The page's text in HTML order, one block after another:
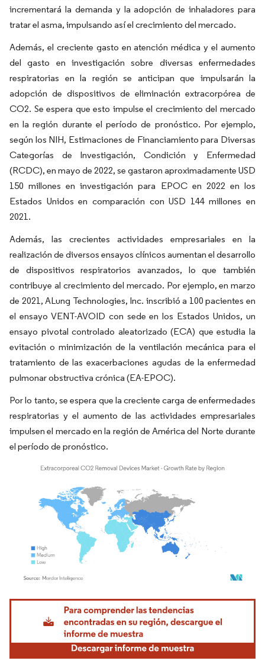
incrementará la demanda y la adopción de inhaladores para
tratar el asma, impulsando así el crecimiento del mercado.
Además, el creciente gasto en atención médica y el aumento
del gasto en investigación sobre diversas enfermedades
respiratorias en la región se anticipan que impulsarán la
adopción de dispositivos de eliminación extracorpórea de
CO2. Se espera que esto impulse el crecimiento del mercado
en la región durante el período de pronóstico. Por ejemplo,
según los NIH, Estimaciones de Financiamiento para Diversas
Categorías de Investigación, Condición y Enfermedad
(RCDC), en mayo de 2022, se gastaron aproximadamente USD
150 millones en investigación para EPOC en 2022 en los
Estados Unidos en comparación con USD 144 millones en
2021.
Además, las crecientes actividades empresariales en la
realización de diversos ensayos clínicos aumentan el desarrollo
de dispositivos respiratorios avanzados, lo que también
contribuye al crecimiento del mercado. Por ejemplo, en marzo
de 2021, ALung Technologies, Inc. inscribió a 100 pacientes en
el ensayo VENT-AVOID con sede en los Estados Unidos, un
ensayo pivotal controlado aleatorizado (ECA) que estudia la
evitación o minimización de la ventilación mecánica para el
tratamiento de las exacerbaciones agudas de la enfermedad
pulmonar obstructiva crónica (EA-EPOC).
Por lo tanto, se espera que la creciente carga de enfermedades
respiratorias y el aumento de las actividades empresariales
impulsen el mercado en la región de América del Norte durante
el período de pronóstico.
Imagen © Mordor Intelligence. El uso requiere atribución según CC BY 4.0.